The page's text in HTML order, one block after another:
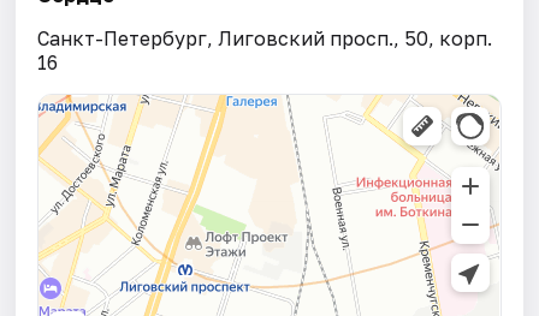
Санкт-Петербург, Лиговский просп., 50, корп.
16